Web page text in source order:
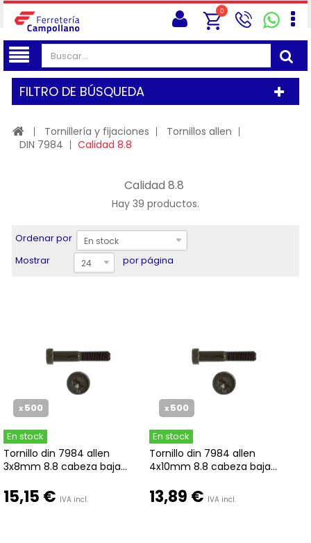
0
FILTRO DE BÚSQUEDA
Tornillería y fijaciones
Tornillos allen
DIN 7984
Calidad 8.8
Calidad 8.8
Hay 39 productos.
Ordenar por En stock
Mostrar 24 por página
x500
En stock
Tornillo din 7984 allen
3x8mm 8.8 cabeza baja...
15,15 € IVA incl.
x500
En stock
Tornillo din 7984 allen
4x10mm 8.8 cabeza baja...
13,89 € IVA incl.